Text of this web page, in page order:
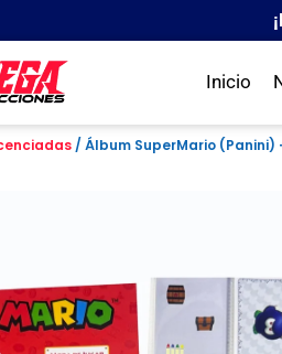
Inicio
/ Álbum SuperMario (Panini)